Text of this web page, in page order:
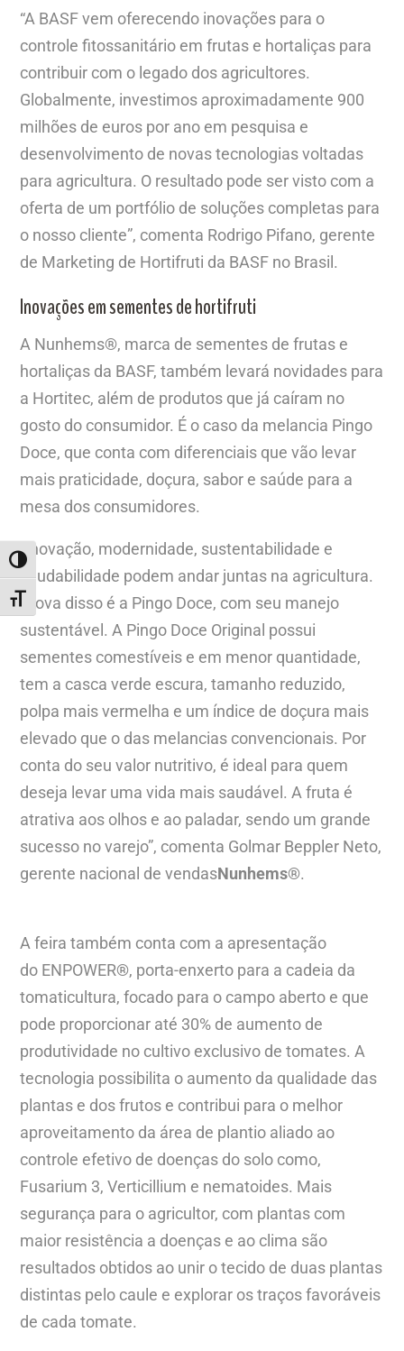
ALTERNAR ALTO CONTRASTE
ALTERNAR TAMANHO DA FONTE
“A BASF vem oferecendo inovações para o
controle fitossanitário em frutas e hortaliças para
contribuir com o legado dos agricultores.
Globalmente, investimos aproximadamente 900
milhões de euros por ano em pesquisa e
desenvolvimento de novas tecnologias voltadas
para agricultura. O resultado pode ser visto com a
oferta de um portfólio de soluções completas para
o nosso cliente”, comenta Rodrigo Pifano, gerente
de Marketing de Hortifruti da BASF no Brasil.
Inovações em sementes de hortifruti
A Nunhems®, marca de sementes de frutas e
hortaliças da BASF, também levará novidades para
a Hortitec, além de produtos que já caíram no
gosto do consumidor. É o caso da melancia Pingo
Doce, que conta com diferenciais que vão levar
mais praticidade, doçura, sabor e saúde para a
mesa dos consumidores.
“Inovação, modernidade, sustentabilidade e
saudabilidade podem andar juntas na agricultura.
Prova disso é a Pingo Doce, com seu manejo
sustentável. A Pingo Doce Original possui
sementes comestíveis e em menor quantidade,
tem a casca verde escura, tamanho reduzido,
polpa mais vermelha e um índice de doçura mais
elevado que o das melancias convencionais. Por
conta do seu valor nutritivo, é ideal para quem
deseja levar uma vida mais saudável. A fruta é
atrativa aos olhos e ao paladar, sendo um grande
sucesso no varejo”, comenta Golmar Beppler Neto,
gerente nacional de vendasNunhems®.
A feira também conta com a apresentação
do ENPOWER®, porta-enxerto para a cadeia da
tomaticultura, focado para o campo aberto e que
pode proporcionar até 30% de aumento de
produtividade no cultivo exclusivo de tomates. A
tecnologia possibilita o aumento da qualidade das
plantas e dos frutos e contribui para o melhor
aproveitamento da área de plantio aliado ao
controle efetivo de doenças do solo como,
Fusarium 3, Verticillium e nematoides. Mais
segurança para o agricultor, com plantas com
maior resistência a doenças e ao clima são
resultados obtidos ao unir o tecido de duas plantas
distintas pelo caule e explorar os traços favoráveis
de cada tomate.